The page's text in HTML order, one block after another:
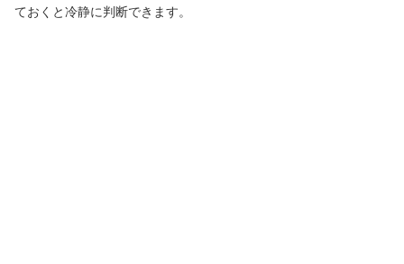
ておくと冷静に判断できます。